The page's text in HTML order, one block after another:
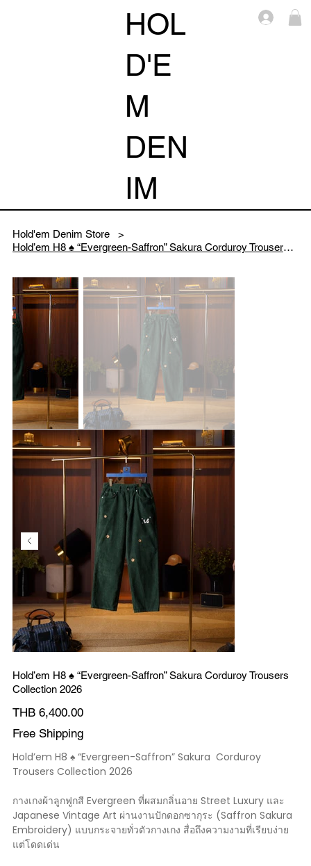
HOL
D'E
M
DEN
IM
Log
Hold'em Denim Store
>
Hold’em H8 ♠️ “Evergreen-Saffron” Sakura Corduroy Trousers Collection 2026
Hold’em H8 ♠️ “Evergreen-Saffron” Sakura Corduroy Trousers
Collection 2026
Price
THB 6,400.00
Free Shipping
Hold’em H8 ♠️ “Evergreen-Saffron” Sakura Corduroy
Trousers Collection 2026
กางเกงผ้าลูกฟูกสี Evergreen ที่ผสมกลิ่นอาย Street Luxury และ
Japanese Vintage Art ผ่านงานปักดอกซากุระ (Saffron Sakura
Embroidery) แบบกระจายทั่วตัวกางเกง สื่อถึงความงามที่เรียบง่าย
แต่โดดเด่น